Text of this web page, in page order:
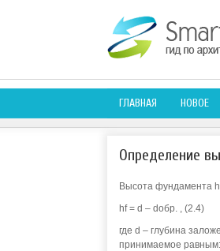
ГЛАВНАЯ НОВОЕ
Определение
Высота фундамента
hf = d – dобр. , (2.4)
где d – глубина
принимаемое